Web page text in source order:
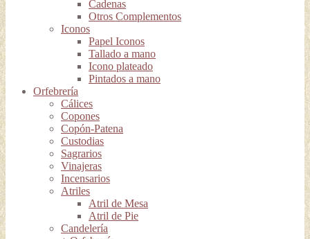
Cadenas
Otros Complementos
Iconos
Papel Iconos
Tallado a mano
Icono plateado
Pintados a mano
Orfebrería
Cálices
Copones
Copón-Patena
Custodias
Sagrarios
Vinajeras
Incensarios
Atriles
Atril de Mesa
Atril de Pie
Candelería